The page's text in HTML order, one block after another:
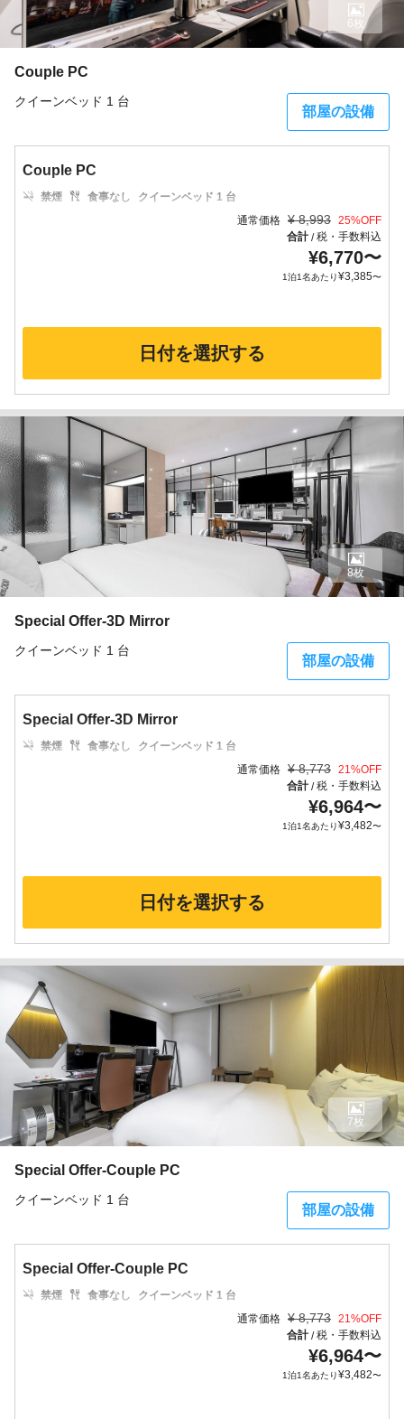
Couple PC
クイーンベッド 1 台
部屋の設備
6枚
Couple PC
禁煙 食事なし
クイーンベッド 1 台
通常価格 ¥ 8,993 25%OFF
合計/税・手数料込
¥6,770〜
1泊1名あたり¥3,385〜
日付を選択する
Special Offer-3D Mirror
クイーンベッド 1 台
部屋の設備
8枚
Special Offer-3D Mirror
禁煙 食事なし
クイーンベッド 1 台
通常価格 ¥ 8,773 21%OFF
合計/税・手数料込
¥6,964〜
1泊1名あたり¥3,482〜
日付を選択する
Special Offer-Couple PC
クイーンベッド 1 台
部屋の設備
7枚
Special Offer-Couple PC
禁煙 食事なし
クイーンベッド 1 台
通常価格 ¥ 8,773 21%OFF
合計/税・手数料込
¥6,964〜
1泊1名あたり¥3,482〜